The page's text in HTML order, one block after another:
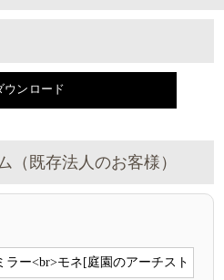
ウンロード
（既存法人のお客様）